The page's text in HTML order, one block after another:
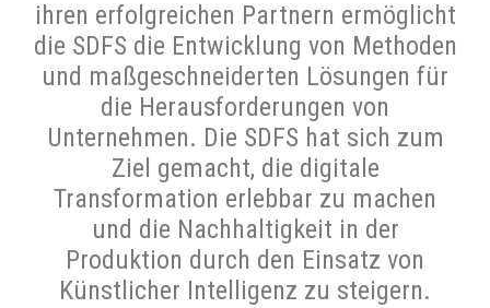
ihren erfolgreichen Partnern ermöglicht
die SDFS die Entwicklung von Methoden
und maßgeschneiderten Lösungen für
die Herausforderungen von
Unternehmen. Die SDFS hat sich zum
Ziel gemacht, die digitale
Transformation erlebbar zu machen
und die Nachhaltigkeit in der
Produktion durch den Einsatz von
Künstlicher Intelligenz zu steigern.